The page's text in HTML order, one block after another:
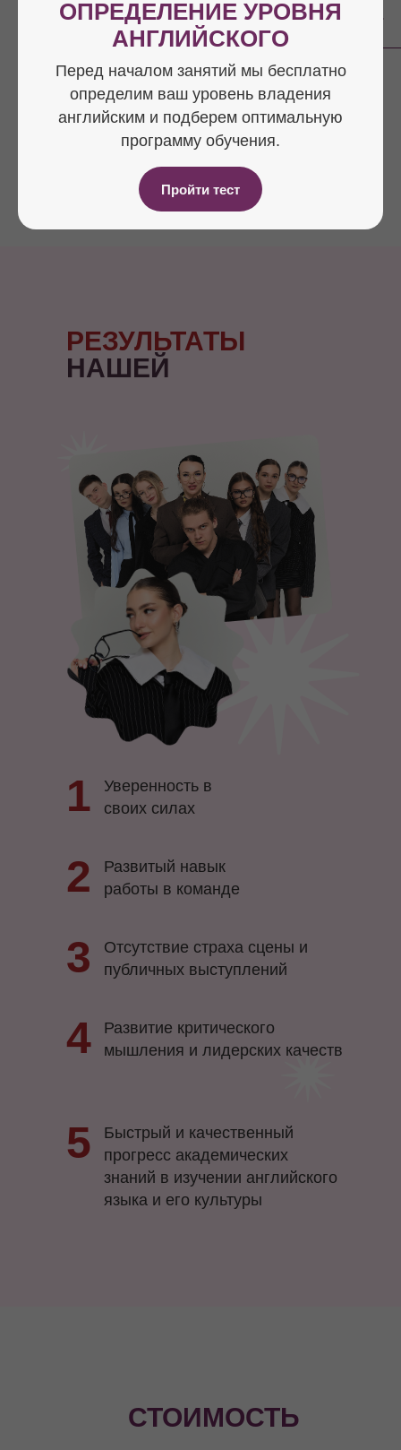
программ обмена.
Подробнее о ключевых
особенностях системы KINGS
ENGLISH
РЕЗУЛЬТАТЫ
НАШЕЙ
1
Уверенность в
своих силах
2
Развитый навык
работы в команде
3
Отсутствие страха сцены и
публичных выступлений
4
Развитие критического
мышления и лидерских качеств
5
Быстрый и качественный
прогресс академических
знаний в изучении английского
языка и его культуры
СТОИМОСТЬ
ОПРЕДЕЛЕНИЕ УРОВНЯ
АНГЛИЙСКОГО
Перед началом занятий мы бесплатно
определим ваш уровень владения
английским и подберем оптимальную
программу обучения.
Пройти тест